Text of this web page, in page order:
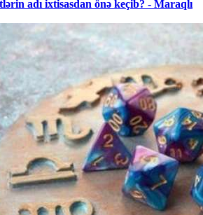
adı ixtisasdan önə keçib? - Maraqlı